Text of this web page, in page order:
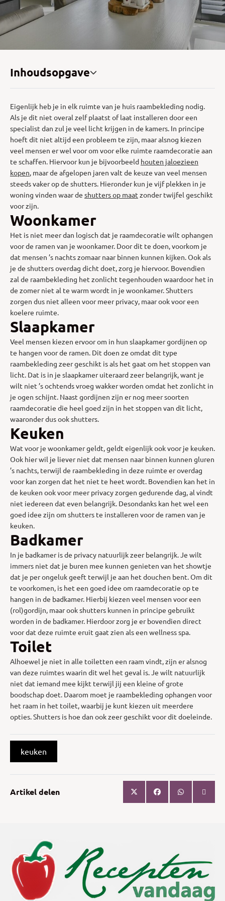
Inhoudsopgave
Eigenlijk heb je in elk ruimte van je huis raambekleding nodig.
Als je dit niet overal zelf plaatst of laat installeren door een
specialist dan zul je veel licht krijgen in de kamers. In principe
hoeft dit niet altijd een probleem te zijn, maar alsnog kiezen
veel mensen er wel voor om voor elke ruimte raamdecoratie aan
te schaffen. Hiervoor kun je bijvoorbeeld houten jaloezieen
kopen, maar de afgelopen jaren valt de keuze van veel mensen
steeds vaker op de shutters. Hieronder kun je vijf plekken in je
woning vinden waar de shutters op maat zonder twijfel geschikt
voor zijn.
Woonkamer
Het is niet meer dan logisch dat je raamdecoratie wilt ophangen
voor de ramen van je woonkamer. Door dit te doen, voorkom je
dat mensen ’s nachts zomaar naar binnen kunnen kijken. Ook als
je de shutters overdag dicht doet, zorg je hiervoor. Bovendien
zal de raambekleding het zonlicht tegenhouden waardoor het in
de zomer niet al te warm wordt in je woonkamer. Shutters
zorgen dus niet alleen voor meer privacy, maar ook voor een
koelere ruimte.
Slaapkamer
Veel mensen kiezen ervoor om in hun slaapkamer gordijnen op
te hangen voor de ramen. Dit doen ze omdat dit type
raambekleding zeer geschikt is als het gaat om het stoppen van
licht. Dat is in je slaapkamer uiteraard zeer belangrijk, want je
wilt niet ’s ochtends vroeg wakker worden omdat het zonlicht in
je ogen schijnt. Naast gordijnen zijn er nog meer soorten
raamdecoratie die heel goed zijn in het stoppen van dit licht,
waaronder dus ook shutters.
Keuken
Wat voor je woonkamer geldt, geldt eigenlijk ook voor je keuken.
Ook hier wil je liever niet dat mensen naar binnen kunnen gluren
’s nachts, terwijl de raambekleding in deze ruimte er overdag
voor kan zorgen dat het niet te heet wordt. Bovendien kan het in
de keuken ook voor meer privacy zorgen gedurende dag, al vindt
niet iedereen dat even belangrijk. Desondanks kan het wel een
goed idee zijn om shutters te installeren voor de ramen van je
keuken.
Badkamer
In je badkamer is de privacy natuurlijk zeer belangrijk. Je wilt
immers niet dat je buren mee kunnen genieten van het showtje
dat je per ongeluk geeft terwijl je aan het douchen bent. Om dit
te voorkomen, is het een goed idee om raamdecoratie op te
hangen in de badkamer. Hierbij kiezen veel mensen voor een
(rol)gordijn, maar ook shutters kunnen in principe gebruikt
worden in de badkamer. Hierdoor zorg je er bovendien direct
voor dat deze ruimte eruit gaat zien als een wellness spa.
Toilet
Alhoewel je niet in alle toiletten een raam vindt, zijn er alsnog
van deze ruimtes waarin dit wel het geval is. Je wilt natuurlijk
niet dat iemand mee kijkt terwijl jij een kleine of grote
boodschap doet. Daarom moet je raambekleding ophangen voor
het raam in het toilet, waarbij je kunt kiezen uit meerdere
opties. Shutters is hoe dan ook zeer geschikt voor dit doeleinde.
keuken
Artikel delen